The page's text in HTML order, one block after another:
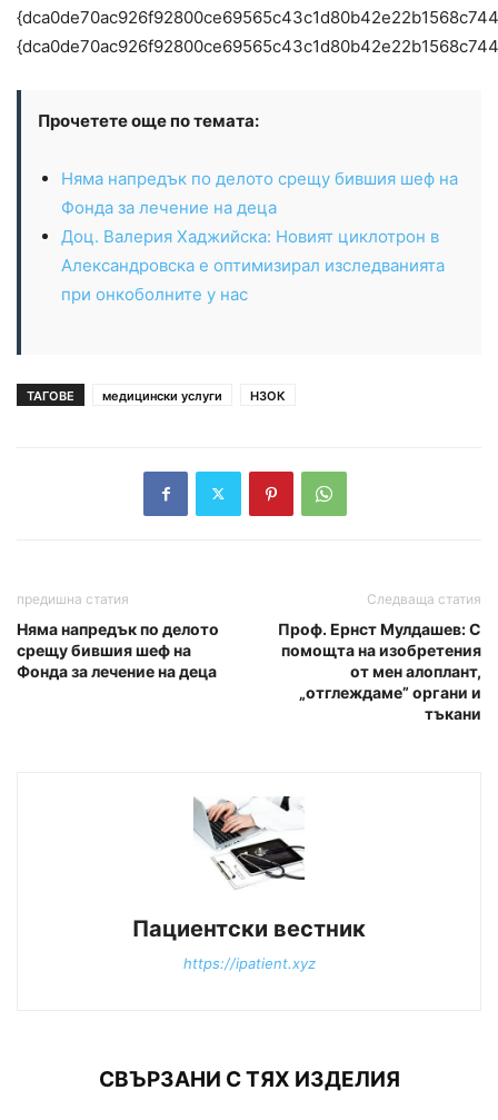
Прочетете още по темата:
Няма напредък по делото срещу бившия шеф на
Фонда за лечение на деца
Доц. Валерия Хаджийска: Новият циклотрон в
Александровска е оптимизирал изследванията
при онкоболните у нас
ТАГОВЕ медицински услуги НЗОК
предишна статия
Няма напредък по делото
срещу бившия шеф на
Фонда за лечение на деца
Следваща статия
Проф. Ернст Мулдашев: С
помощта на изобретения
от мен алоплант,
„отглеждаме” органи и
тъкани
Пациентски вестник
https://ipatient.xyz
СВЪРЗАНИ С ТЯХ ИЗДЕЛИЯ